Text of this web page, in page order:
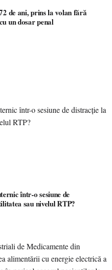
de ani, prins la volan fără
un dosar penal
într-o sesiune de
sau nivelul RTP?